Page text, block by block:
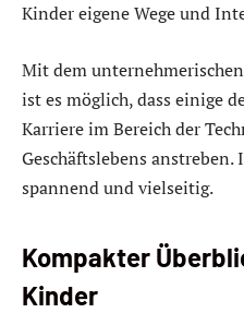
Kinder eigene Wege und
Mit dem
ist es möglich, dass einige
Karriere im Bereich der
Geschäftslebens
spannend und vielseitig.
Kompakter
Kinder